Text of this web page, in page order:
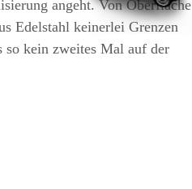
angeht. Von Oberfläche
Edelstahl keinerlei Grenzen
so kein zweites Mal auf der